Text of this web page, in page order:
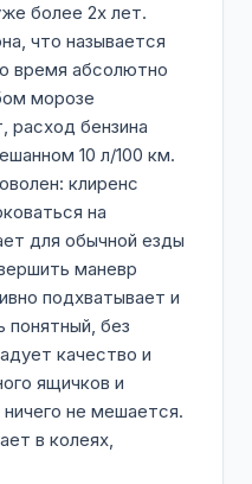
более 2х лет.
что называется
время абсолютно
морозе
расход бензина
10 л/100 км.
клиренс
на
для обычной езды
маневр
подхватывает и
понятный, без
качество и
ящичков и
не мешается.
в колеях,